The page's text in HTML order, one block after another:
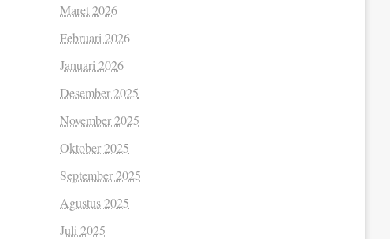
Maret 2026
Februari 2026
Januari 2026
Desember 2025
November 2025
Oktober 2025
September 2025
Agustus 2025
Juli 2025